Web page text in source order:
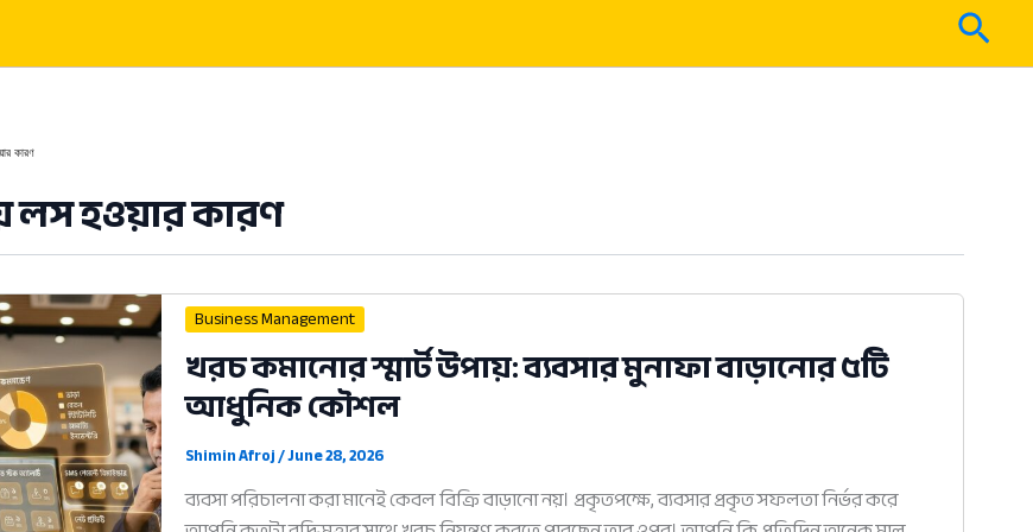
কারণ
লস হওয়ার কারণ
Business Management
খরচ কমানোর স্মার্ট উপায়: ব্যবসার মুনাফা বাড়ানোর ৫টি
আধুনিক কৌশল
Shimin Afroj/June 28, 2026
ব্যবসা পরিচালনা করা মানেই কেবল বিক্রি বাড়ানো নয়। প্রকৃতপক্ষে, ব্যবসার প্রকৃত সফলতা নির্ভর করে